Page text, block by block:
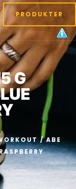
PRODUKTER
G
/ ABE